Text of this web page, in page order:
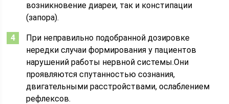
возникновение диареи, так и констипации
(запора).
При неправильно подобранной дозировке
нередки случаи формирования у пациентов
нарушений работы нервной системы.Они
проявляются спутанностью сознания,
двигательными расстройствами, ослаблением
рефлексов.